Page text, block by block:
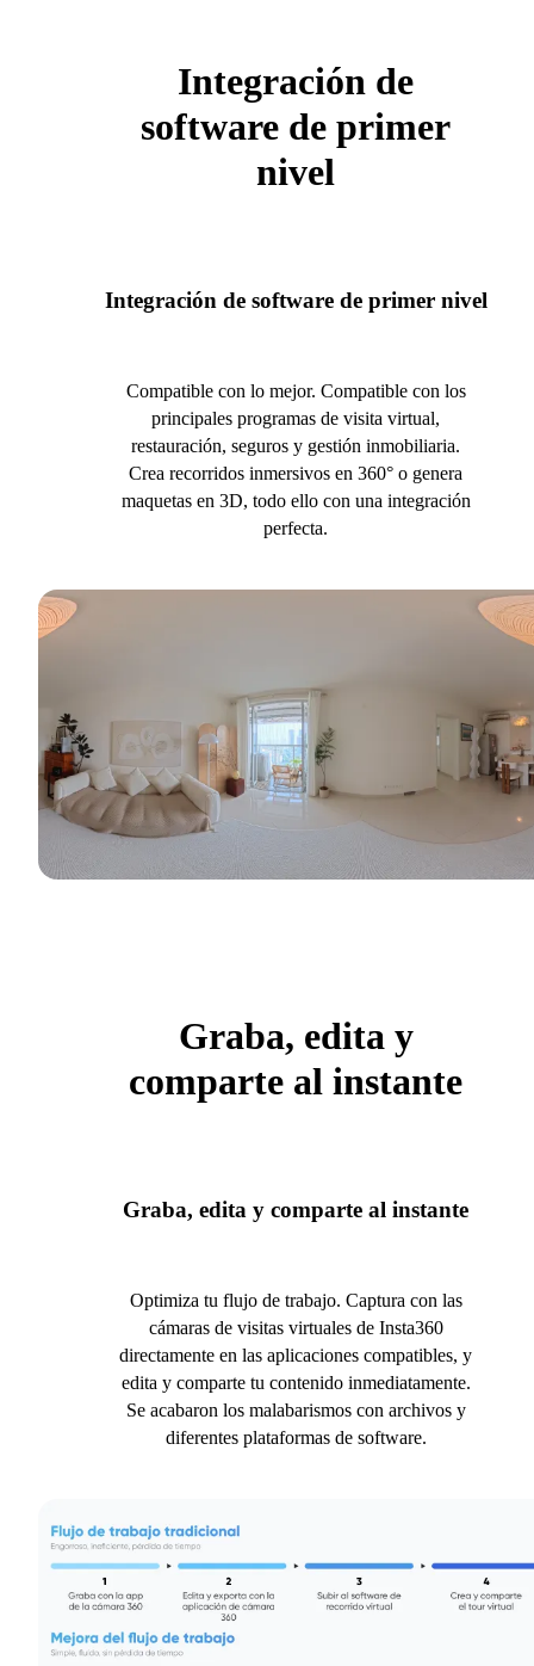
Integración de
software de primer
nivel
Integración de software de primer nivel
Compatible con lo mejor. Compatible con los
principales programas de visita virtual,
restauración, seguros y gestión inmobiliaria.
Crea recorridos inmersivos en 360° o genera
maquetas en 3D, todo ello con una integración
perfecta.
Graba, edita y
comparte al instante
Graba, edita y comparte al instante
Optimiza tu flujo de trabajo. Captura con las
cámaras de visitas virtuales de Insta360
directamente en las aplicaciones compatibles, y
edita y comparte tu contenido inmediatamente.
Se acabaron los malabarismos con archivos y
diferentes plataformas de software.